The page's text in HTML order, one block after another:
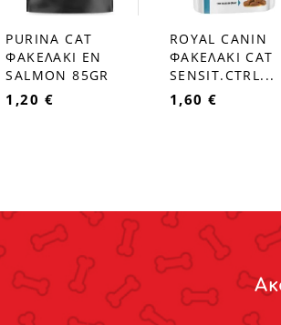
favorite_border
PURINA CAT
ΦΑΚΕΛΑΚΙ EN
SALMON 85GR
1,20 €
favorite_border
ROYAL CANIN
ΦΑΚΕΛΑΚΙ CAT
SENSIT.CTRL...
1,60 €